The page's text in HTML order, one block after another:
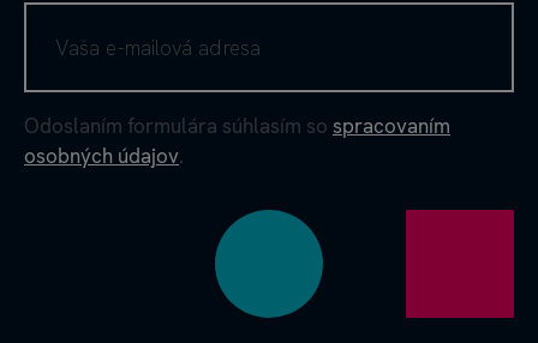
Odoslaním formulára súhlasím so spracovaním
osobných údajov.